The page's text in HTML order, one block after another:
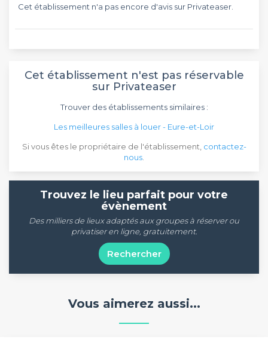
Cet établissement n'a pas encore d'avis sur Privateaser.
Cet établissement n'est pas réservable
sur Privateaser
Trouver des établissements similaires :
Les meilleures salles à louer - Eure-et-Loir
Si vous êtes le propriétaire de l'établissement, contactez-
nous
Trouvez le lieu parfait pour votre
évènement
Des milliers de lieux adaptés aux groupes à réserver ou
privatiser en ligne, gratuitement.
Rechercher
Vous aimerez aussi...